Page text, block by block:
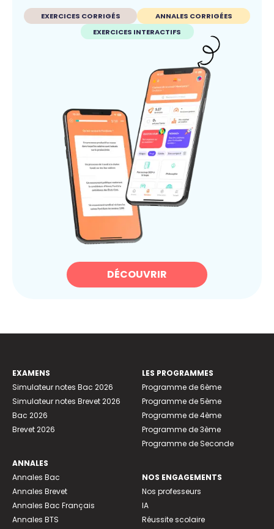
EXERCICES CORRIGÉS
ANNALES CORRIGÉES
EXERCICES INTERACTIFS
DÉCOUVRIR
EXAMENS
Simulateur notes Bac 2026
Simulateur notes Brevet 2026
Bac 2026
Brevet 2026
ANNALES
Annales Bac
Annales Brevet
Annales Bac Français
Annales BTS
LES PROGRAMMES
Programme de 6ème
Programme de 5ème
Programme de 4ème
Programme de 3ème
Programme de Seconde
NOS ENGAGEMENTS
Nos professeurs
IA
Réussite scolaire